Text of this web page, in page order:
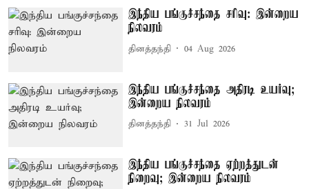
இந்திய பங்குச்சந்தை சரிவு: இன்றைய
நிலவரம்
தினத்தந்தி 04 Aug 2026
இந்திய பங்குச்சந்தை அதிரடி உயர்வு;
இன்றைய நிலவரம்
தினத்தந்தி 31 Jul 2026
இந்திய பங்குச்சந்தை ஏற்றத்துடன்
நிறைவு; இன்றைய நிலவரம்